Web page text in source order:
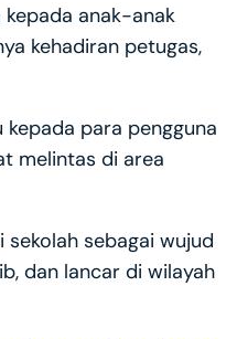
anak-anak
kehadiran petugas,
para pengguna
melintas di area
sekolah sebagai wujud
dan lancar di wilayah